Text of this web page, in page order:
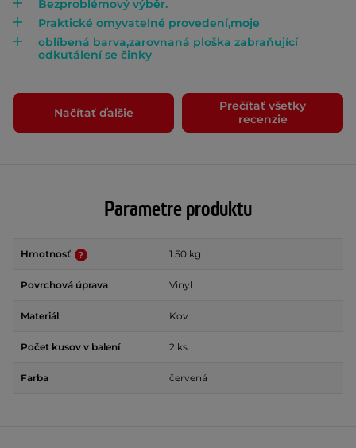
Bezproblémový výběr.
Praktické omyvatelné provedení,moje
oblíbená barva,zarovnaná ploška zabraňující
odkutálení se činky
Načítať ďalšie
Prečítať všetky
recenzie
Parametre produktu
Hmotnosť 1.50 kg
Povrchová úprava Vinyl
Materiál Kov
Počet kusov v balení 2 ks
Farba červená